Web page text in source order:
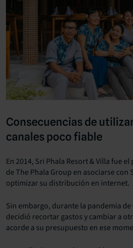
Consecuencias de
canales poco fiable
En 2014, Sri Phala Resort & Villa fue
de The Phala Group en asociarse con
optimizar su distribución en internet.
Sin embargo, durante la pandemia
decidió recortar gastos y cambiar a
acorde a su presupuesto en ese